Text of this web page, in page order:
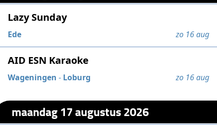
Lazy Sunday
Ede zo 16 aug
AID ESN Karaoke
Wageningen - Loburg zo 16 aug
maandag 17 augustus 2026